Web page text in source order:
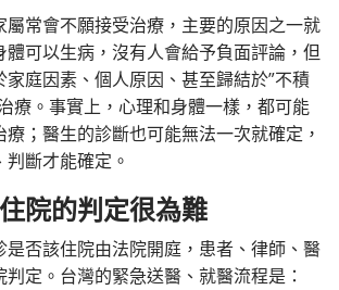
屬常會不願接受治療，主要的原因之一就
體可以生病，沒有人會給予負面評論，但
家庭因素、個人原因、甚至歸結於”不積
療。事實上，心理和身體一樣，都可能
；醫生的診斷也可能無法一次就確定，
斷才能確定。
院的判定很為難
是否該住院由法院開庭，患者、律師、醫
定。台灣的緊急送醫、就醫流程是：